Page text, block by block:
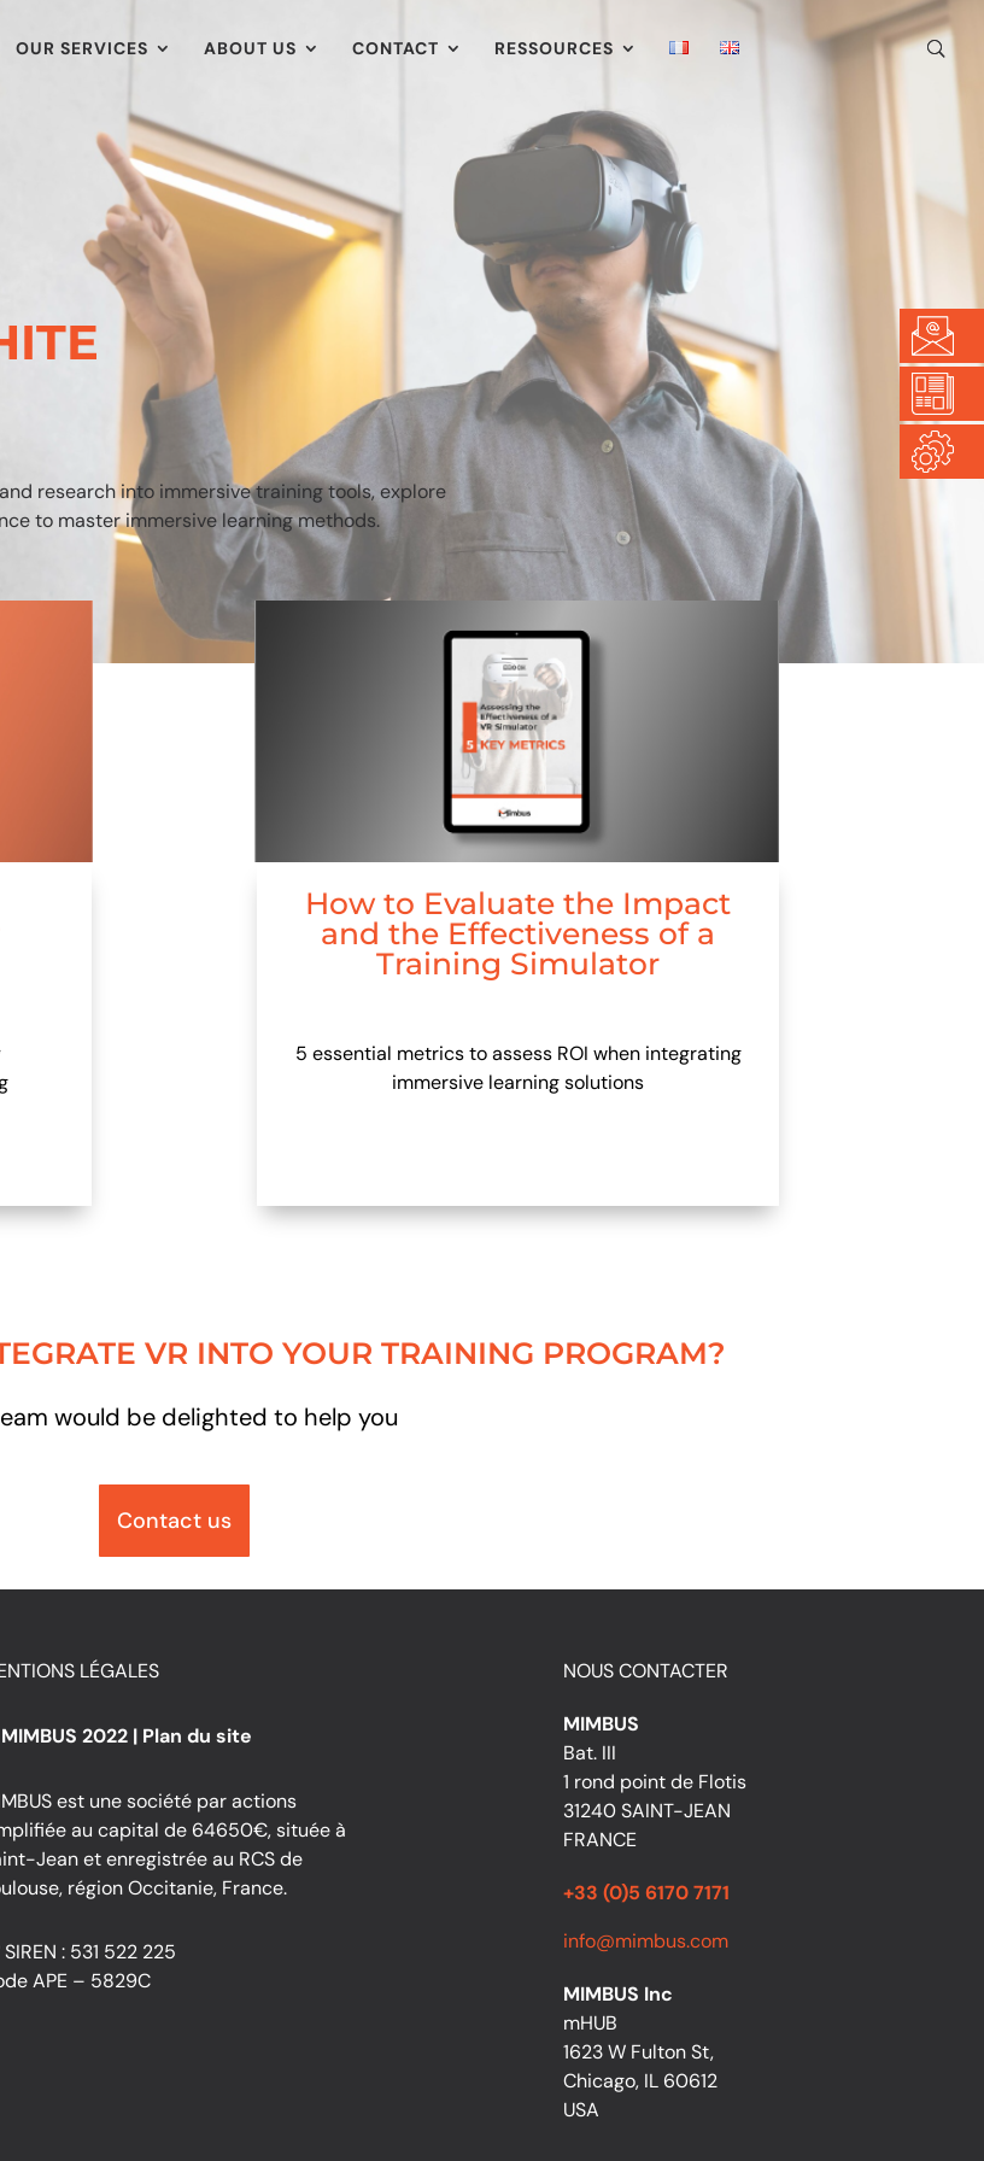
OUR SERVICES ABOUT US CONTACT RESSOURCES
research into immersive training tools, explore
to master immersive learning methods.
How to Evaluate the Impact
and the Effectiveness of a
Training Simulator
5 essential metrics to assess ROI when integrating
immersive learning solutions
VR INTO YOUR TRAINING PROGRAM?
would be delighted to help you
Contact us
LÉGALES
2022 | Plan du site
est une société par actions
au capital de 64650€, située à
Jean et enregistrée au RCS de
région Occitanie, France.
SIREN : 531 522 225
APE – 5829C
NOUS CONTACTER
MIMBUS
Bat. III
1 rond point de Flotis
31240 SAINT-JEAN
FRANCE
+33 (0)5 6170 7171
info@mimbus.com
MIMBUS Inc
mHUB
1623 W Fulton St,
Chicago, IL 60612
USA